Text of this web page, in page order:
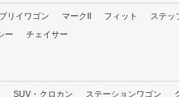
リイワゴン マークII フィット ステッ
ー チェイサー
SUV・クロカン ステーションワゴン